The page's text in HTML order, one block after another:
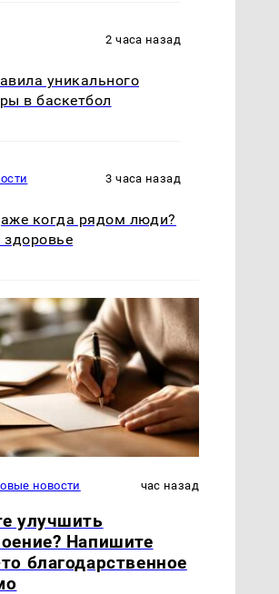
2 часа назад
уникального
в баскетбол
3 часа назад
когда рядом люди?
здоровье
новости час назад
улучшить
Напишите
благодарственное